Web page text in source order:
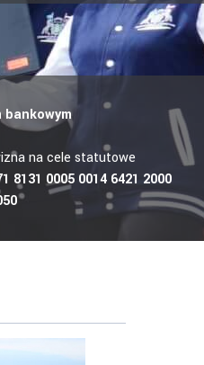
bankowym
na cele statutowe
0005 0014 6421 2000